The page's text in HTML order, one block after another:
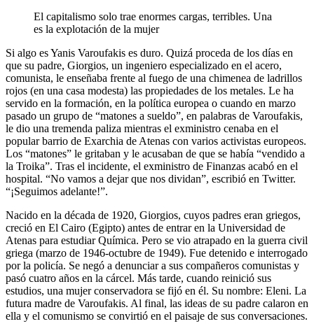
El capitalismo solo trae enormes cargas, terribles. Una
es la explotación de la mujer
Si algo es Yanis Varoufakis es duro. Quizá proceda de los días en
que su padre, Giorgios, un ingeniero especializado en el acero,
comunista, le enseñaba frente al fuego de una chimenea de ladrillos
rojos (en una casa modesta) las propiedades de los metales. Le ha
servido en la formación, en la política europea o cuando en marzo
pasado un grupo de “matones a sueldo”, en palabras de Varoufakis,
le dio una tremenda paliza mientras el exministro cenaba en el
popular barrio de Exarchia de Atenas con varios activistas europeos.
Los “matones” le gritaban y le acusaban de que se había “vendido a
la Troika”. Tras el incidente, el exministro de Finanzas acabó en el
hospital. “No vamos a dejar que nos dividan”, escribió en Twitter.
“¡Seguimos adelante!”.
Nacido en la década de 1920, Giorgios, cuyos padres eran griegos,
creció en El Cairo (Egipto) antes de entrar en la Universidad de
Atenas para estudiar Química. Pero se vio atrapado en la guerra civil
griega (marzo de 1946-octubre de 1949). Fue detenido e interrogado
por la policía. Se negó a denunciar a sus compañeros comunistas y
pasó cuatro años en la cárcel. Más tarde, cuando reinició sus
estudios, una mujer conservadora se fijó en él. Su nombre: Eleni. La
futura madre de Varoufakis. Al final, las ideas de su padre calaron en
ella y el comunismo se convirtió en el paisaje de sus conversaciones.